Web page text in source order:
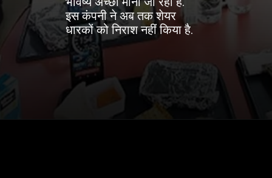
इस कंपनी ने अब तक शेयर
धारकों को निराश नहीं किया है.